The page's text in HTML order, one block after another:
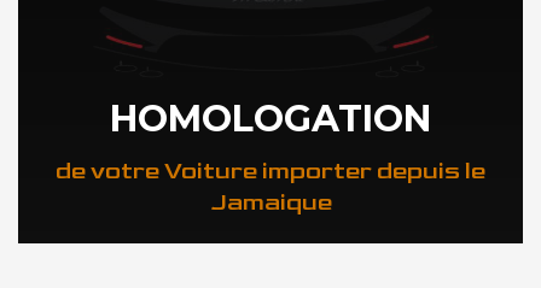
HOMOLOGATION
de votre Voiture importer depuis le
Jamaique